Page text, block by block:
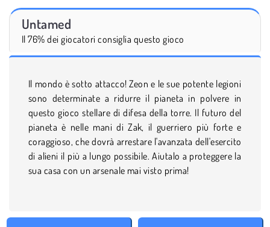
Untamed
Il 76% dei giocatori consiglia questo gioco
Il mondo è sotto attacco! Zeon e le sue potente legioni
sono determinate a ridurre il pianeta in polvere in
questo gioco stellare di difesa della torre. Il futuro del
pianeta è nelle mani di Zak, il guerriero più forte e
coraggioso, che dovrà arrestare l'avanzata dell'esercito
di alieni il più a lungo possibile. Aiutalo a proteggere la
sua casa con un arsenale mai visto prima!